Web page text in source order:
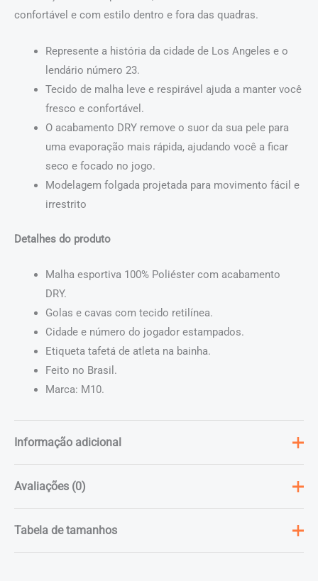
confortável e com estilo dentro e fora das quadras.
Represente a história da cidade de Los Angeles e o
lendário número 23.
Tecido de malha leve e respirável ajuda a manter você
fresco e confortável.
O acabamento DRY remove o suor da sua pele para
uma evaporação mais rápida, ajudando você a ficar
seco e focado no jogo.
Modelagem folgada projetada para movimento fácil e
irrestrito
Detalhes do produto
Malha esportiva 100% Poliéster com acabamento
DRY.
Golas e cavas com tecido retilínea.
Cidade e número do jogador estampados.
Etiqueta tafetá de atleta na bainha.
Feito no Brasil.
Marca: M10.
Informação adicional
Peso
Avaliações (0)
Não há avaliações ainda.
Tabela de tamanhos